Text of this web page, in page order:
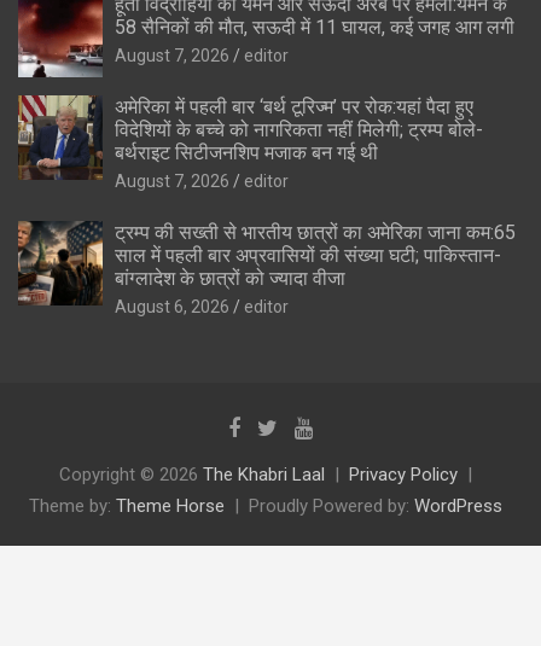
58 सैनिकों की मौत, सऊदी में 11 घायल, कई जगह आग लगी
August 7, 2026 editor
अमेरिका में पहली बार ‘बर्थ टूरिज्म’ पर रोक:यहां पैदा हुए
विदेशियों के बच्चे को नागरिकता नहीं मिलेगी; ट्रम्प बोले-
बर्थराइट सिटीजनशिप मजाक बन गई थी
August 7, 2026 editor
ट्रम्प की सख्ती से भारतीय छात्रों का अमेरिका जाना कम:65
साल में पहली बार अप्रवासियों की संख्या घटी; पाकिस्तान-
बांग्लादेश के छात्रों को ज्यादा वीजा
August 6, 2026 editor
Copyright © 2026 The Khabri Laal
Privacy Policy
Theme by: Theme Horse Proudly Powered by: WordPress